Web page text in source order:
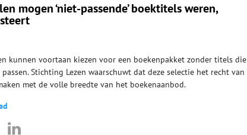
mogen ‘niet-passende’ boektitels weren,
kunnen voortaan kiezen voor een boekenpakket zonder titels die
Stichting Lezen waarschuwt dat deze selectie het recht van
met de volle breedte van het boekenaanbod.